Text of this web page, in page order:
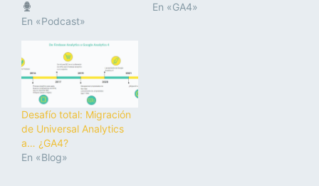
En «Podcast»
En «GA4»
Desafío total: Migración
de Universal Analytics
a… ¿GA4?
En «Blog»